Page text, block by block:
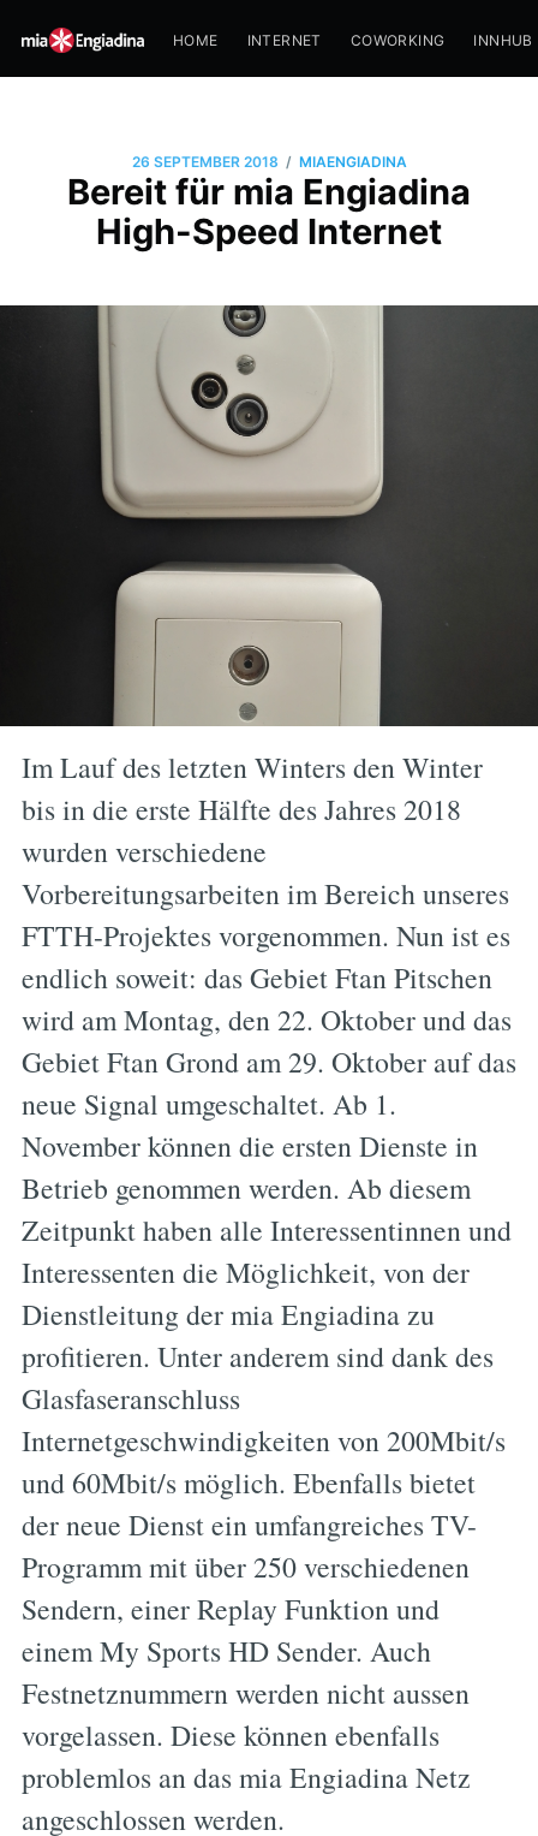
HOME INTERNET COWORKING INNHUB
26 SEPTEMBER 2018 / MIAENGIADINA
Bereit für mia Engiadina
High-Speed Internet
Im Lauf des letzten Winters den Winter
bis in die erste Hälfte des Jahres 2018
wurden verschiedene
Vorbereitungsarbeiten im Bereich unseres
FTTH-Projektes vorgenommen. Nun ist es
endlich soweit: das Gebiet Ftan Pitschen
wird am Montag, den 22. Oktober und das
Gebiet Ftan Grond am 29. Oktober auf das
neue Signal umgeschaltet. Ab 1.
November können die ersten Dienste in
Betrieb genommen werden. Ab diesem
Zeitpunkt haben alle Interessentinnen und
Interessenten die Möglichkeit, von der
Dienstleitung der mia Engiadina zu
profitieren. Unter anderem sind dank des
Glasfaseranschluss
Internetgeschwindigkeiten von 200Mbit/s
und 60Mbit/s möglich. Ebenfalls bietet
der neue Dienst ein umfangreiches TV-
Programm mit über 250 verschiedenen
Sendern, einer Replay Funktion und
einem My Sports HD Sender. Auch
Festnetznummern werden nicht aussen
vorgelassen. Diese können ebenfalls
problemlos an das mia Engiadina Netz
angeschlossen werden.